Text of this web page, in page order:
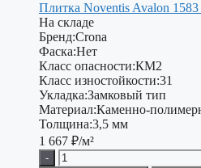
Плитка Noventis Avalon
На складе
Бренд:Crona
Фаска:Нет
Класс опасности:КМ2
Класс изностойкости:31
Укладка:Замковый тип
Материал:Каменно-
Толщина:3,5 мм
1 667 ₽/м²
-